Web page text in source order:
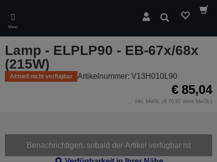
main
content
Menü
Suchen
Lamp - ELPLP90 - EB-67x/68x
(215W)
Aktuell nicht verfügbar Artikelnummer: V13H010L90
€ 85,04
inkl. MwSt. (€ 70,87 ohne MwSt.)
Benachrichtigen, sobald der Artikel verfügbar ist